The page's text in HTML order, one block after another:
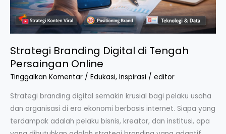
Strategi Branding Digital di Tengah
Persaingan Online
Tinggalkan Komentar / Edukasi, Inspirasi / editor
Strategi branding digital semakin krusial bagi pelaku usaha
dan organisasi di era ekonomi berbasis internet. Siapa yang
terdampak adalah pelaku bisnis, kreator, dan institusi, apa